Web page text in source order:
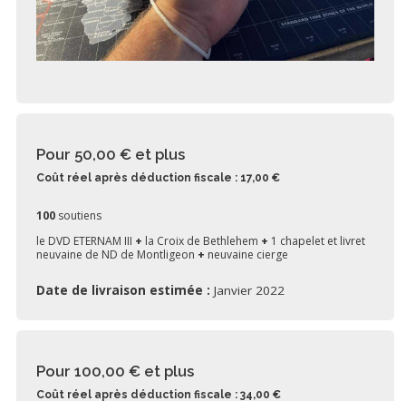
Pour 50,00 € et plus
Coût réel après déduction fiscale : 17,00 €
100 soutiens
le DVD ETERNAM III + la Croix de Bethlehem + 1 chapelet et livret
neuvaine de ND de Montligeon + neuvaine cierge
Date de livraison estimée : Janvier 2022
Pour 100,00 € et plus
Coût réel après déduction fiscale : 34,00 €